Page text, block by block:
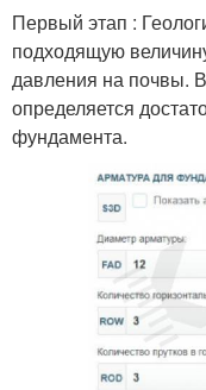
Первый этап :
подходящую
давления на почвы.
определяется
фундамента.